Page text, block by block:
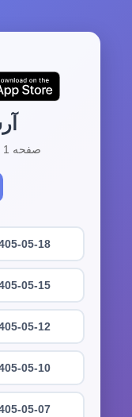
صفحه 1 از 343 | مجموع 3426 آرشیو
05-18
05-15
05-12
05-10
05-07